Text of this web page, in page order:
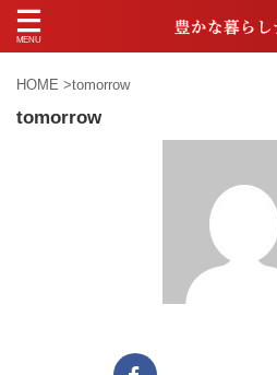
HOME >tomorrow
tomorrow